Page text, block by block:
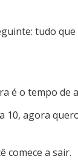
tudo
é o tempo de
agora
comece a sair.